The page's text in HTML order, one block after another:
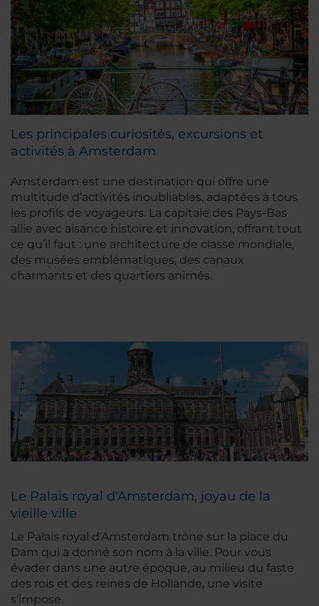
Les principales curiosités, excursions et
activités à Amsterdam
Amsterdam est une destination qui offre une
multitude d’activités inoubliables, adaptées à tous
les profils de voyageurs. La capitale des Pays-Bas
allie avec aisance histoire et innovation, offrant tout
ce qu’il faut : une architecture de classe mondiale,
des musées emblématiques, des canaux
charmants et des quartiers animés.
Le Palais royal d'Amsterdam, joyau de la
vieille ville
Le Palais royal d'Amsterdam trône sur la place du
Dam qui a donné son nom à la ville. Pour vous
évader dans une autre époque, au milieu du faste
des rois et des reines de Hollande, une visite
s'impose.